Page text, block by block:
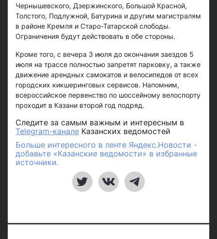
Чернышевского, Дзержинского, Большой Красной,
Толстого, Подлужной, Батурина и другим магистралям
в районе Кремля и Старо-Татарской слободы.
Ограничения будут действовать в обе стороны.
Кроме того, с вечера 3 июля до окончания заездов 5
июля на трассе полностью запретят парковку, а также
движение арендных самокатов и велосипедов от всех
городских кикшеринговых сервисов. Напомним,
всероссийское первенство по шоссейному велоспорту
проходит в Казани второй год подряд.
Следите за самым важным и интересным в
Telegram-канале Казанских ведомостей
Больше интересного в ленте Яндекс.Новости -
добавьте «Казанские ведомости» в избранные
источники.